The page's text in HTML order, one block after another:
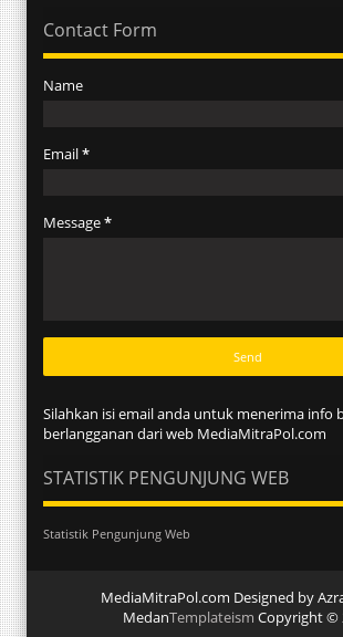
Contact Form
Name
Email*
Message*
Silahkan isi email anda untuk menerima info
berlangganan dari web MediaMitraPol.com
STATISTIK PENGUNJUNG WEB
Statistik Pengunjung Web
MediaMitraPol.com Designed by
MedanTemplateism Copyright ©